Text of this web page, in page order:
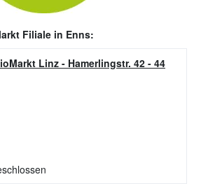
Filiale in Enns:
Linz - Hamerlingstr. 42 - 44